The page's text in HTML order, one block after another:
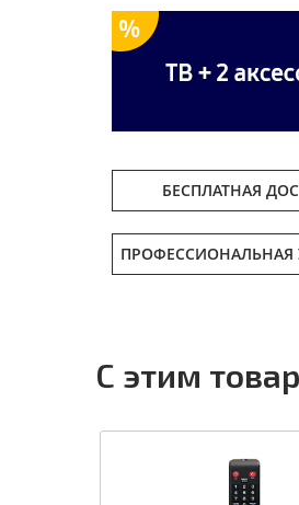
БЕСПЛАТНАЯ
ПРОФЕССИОНАЛЬНАЯ
С этим